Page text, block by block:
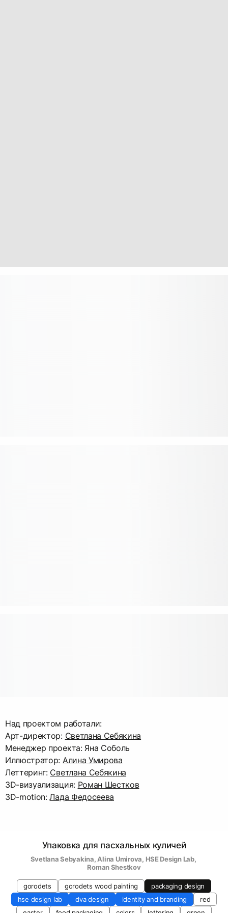
Над проектом работали:
Арт-директор: Светлана Себякина
Менеджер проекта: Яна Соболь
Иллюстратор: Алина Умирова
Леттеринг: Светлана Себякина
3D-визуализация: Роман Шестков
3D-motion:Лада Федосеева
Упаковка для пасхальных куличей
Svetlana Sebyakina, Alina Umirova, HSE Design Lab,
Roman Shestkov
gorodets gorodets wood painting
packaging design
hse design lab
dva design identity and branding
red